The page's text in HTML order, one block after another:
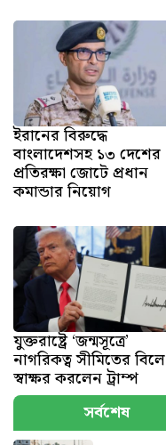
ইরানের বিরুদ্ধে
বাংলাদেশসহ ১৩ দেশের
প্রতিরক্ষা জোটে প্রধান
কমান্ডার নিয়োগ
যুক্তরাষ্ট্রে ‘জন্মসূত্রে’
নাগরিকত্ব সীমিতের বিলে
স্বাক্ষর করলেন ট্রাম্প
সর্বশেষ